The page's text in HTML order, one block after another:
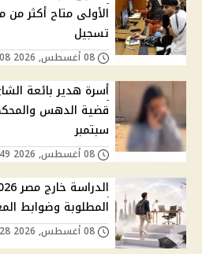
الأولى متاح أكثر من
تسجيل
أسرة هدير بائعة
سبتمبر
المطلوبة وضوابط